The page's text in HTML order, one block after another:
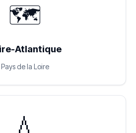
🗺️
Atlantique
Pays de la Loire
💧